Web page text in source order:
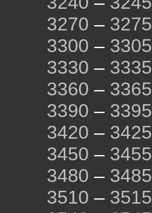
3270 – 3275
3300 – 3305
3330 – 3335
3360 – 3365
3390 – 3395
3420 – 3425
3450 – 3455
3480 – 3485
3510 – 3515